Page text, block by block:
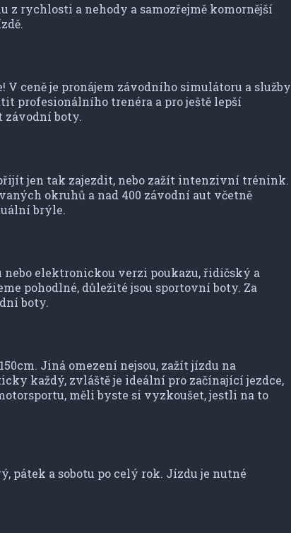
z rychlosti a nehody a samozřejmě komornější
ceně je pronájem závodního simulátoru a služby
profesionálního trenéra a pro ještě lepší
závodní boty.
jen tak zajezdit, nebo zažít intenzivní trénink.
okruhů a nad 400 závodní aut včetně
brýle.
elektronickou verzi poukazu, řidičský a
pohodlné, důležité jsou sportovní boty. Za
boty.
Jiná omezení nejsou, zažít jízdu na
každý, zvláště je ideální pro začínající jezdce,
měli byste si vyzkoušet, jestli na to
pátek a sobotu po celý rok. Jízdu je nutné